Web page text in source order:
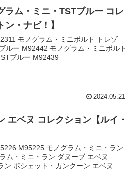
ラム・ミニ・TSTブルー コレ
・ナビ！】
モノグラム・ミニポルト トレゾ
ルー M92442 モノグラム・ミニポルト
ブルー M92439
2024.05.21
エベヌ コレクション【ルイ・
M95225 モノグラム・ミニ・ラン
ム・ミニ・ラン ダヌーブ エベヌ
ン ポシェット・カンクーン エベヌ